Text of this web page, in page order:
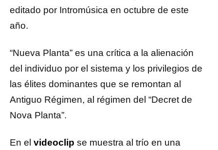
editado por Intromúsica en octubre de este
año.
“Nueva Planta” es una crítica a la alienación
del individuo por el sistema y los privilegios de
las élites dominantes que se remontan al
Antiguo Régimen, al régimen del “Decret de
Nova Planta”.
En el videoclip se muestra al trío en una